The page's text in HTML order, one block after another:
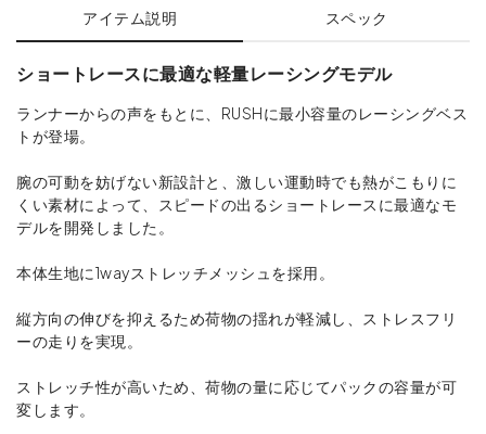
アイテム説明 スペック
ショートレースに最適な軽量レーシングモデル
ランナーからの声をもとに、RUSHに最小容量のレーシングベス
トが登場。
腕の可動を妨げない新設計と、激しい運動時でも熱がこもりに
くい素材によって、スピードの出るショートレースに最適なモ
デルを開発しました。
本体生地に1wayストレッチメッシュを採用。
縦方向の伸びを抑えるため荷物の揺れが軽減し、ストレスフリ
ーの走りを実現。
ストレッチ性が高いため、荷物の量に応じてパックの容量が可
変します。